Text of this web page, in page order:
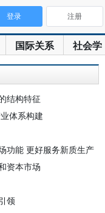
国际关系 社会学
登录 注册
结构特征
体系构建
功能 更好服务新质生产
资本市场
领